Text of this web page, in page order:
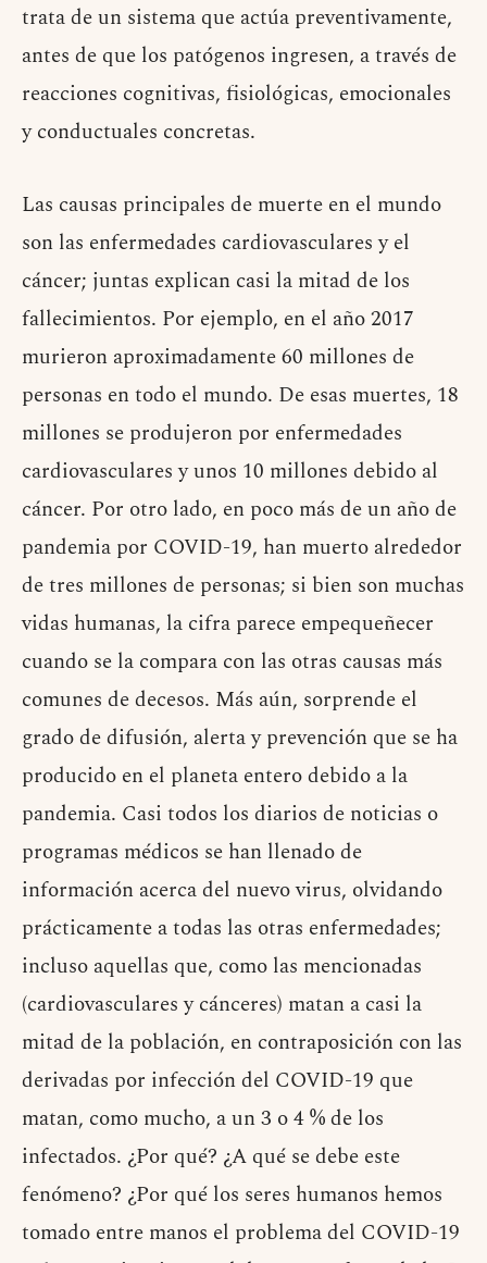
trata de un sistema que actúa preventivamente,
antes de que los patógenos ingresen, a través de
reacciones cognitivas, fisiológicas, emocionales
y conductuales concretas.
Las causas principales de muerte en el mundo
son las enfermedades cardiovasculares y el
cáncer; juntas explican casi la mitad de los
fallecimientos. Por ejemplo, en el año 2017
murieron aproximadamente 60 millones de
personas en todo el mundo. De esas muertes, 18
millones se produjeron por enfermedades
cardiovasculares y unos 10 millones debido al
cáncer. Por otro lado, en poco más de un año de
pandemia por COVID-19, han muerto alrededor
de tres millones de personas; si bien son muchas
vidas humanas, la cifra parece empequeñecer
cuando se la compara con las otras causas más
comunes de decesos. Más aún, sorprende el
grado de difusión, alerta y prevención que se ha
producido en el planeta entero debido a la
pandemia. Casi todos los diarios de noticias o
programas médicos se han llenado de
información acerca del nuevo virus, olvidando
prácticamente a todas las otras enfermedades;
incluso aquellas que, como las mencionadas
(cardiovasculares y cánceres) matan a casi la
mitad de la población, en contraposición con las
derivadas por infección del COVID-19 que
matan, como mucho, a un 3 o 4 % de los
infectados. ¿Por qué? ¿A qué se debe este
fenómeno? ¿Por qué los seres humanos hemos
tomado entre manos el problema del COVID-19